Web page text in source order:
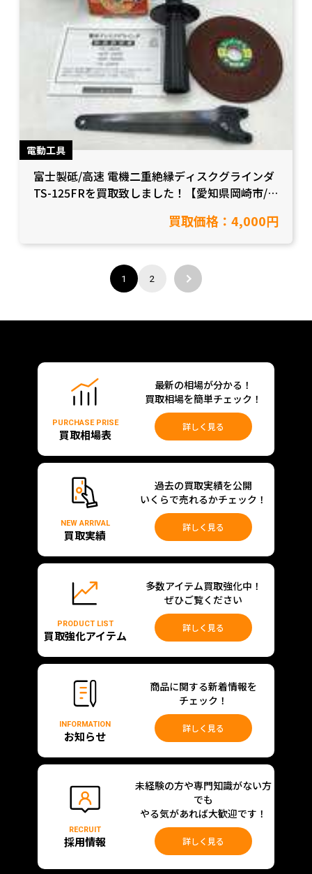
電動工具
富士製砥/高速 電機二重絶縁ディスクグラインダ
TS-125FRを買取致しました！【愛知県岡崎市/工
買取価格：4,000円
1 2
PURCHASE PRISE
買取相場表
最新の相場が分かる！
買取相場を簡単チェック！
詳しく見る
NEW ARRIVAL
買取実績
過去の買取実績を公開
いくらで売れるかチェック！
詳しく見る
PRODUCT LIST
買取強化アイテム
多数アイテム買取強化中！
ぜひご覧ください
詳しく見る
INFORMATION
お知らせ
商品に関する新着情報を
チェック！
詳しく見る
RECRUIT
採用情報
未経験の方や専門知識がない方
でも
やる気があれば大歓迎です！
詳しく見る